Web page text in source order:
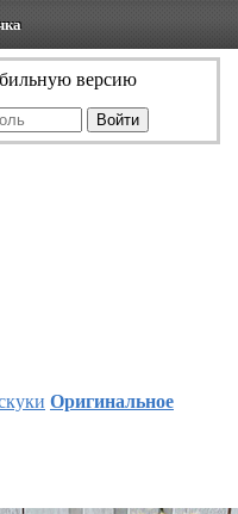
версию
Оригинальное